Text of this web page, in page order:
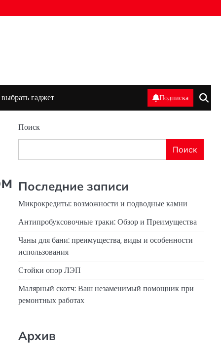
гаджет Подписка
Поиск
Поиск
Последние записи
Микрокредиты: возможности и подводные камни
Антипробуксовочные траки: Обзор и Преимущества
Чаны для бани: преимущества, виды и особенности
использования
Стойки опор ЛЭП
Малярный скотч: Ваш незаменимый помощник при
ремонтных работах
Архив